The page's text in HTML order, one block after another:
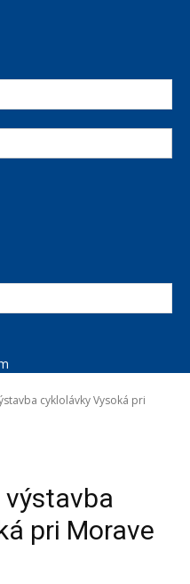
cyklolávky Vysoká pri
pri Morave